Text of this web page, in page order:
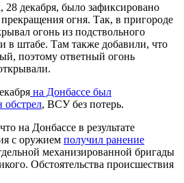
28 декабря, было зафиксировано
огня. Так, в пригороде
огонь из подствольного
в штабе. Там также добавили, что
поэтому ответный огонь
на Донбассе был
обстрел, ВСУ без потерь.
на Донбассе в результате
с оружием получил ранение
механизированной бригады
Обстоятельства происшествия